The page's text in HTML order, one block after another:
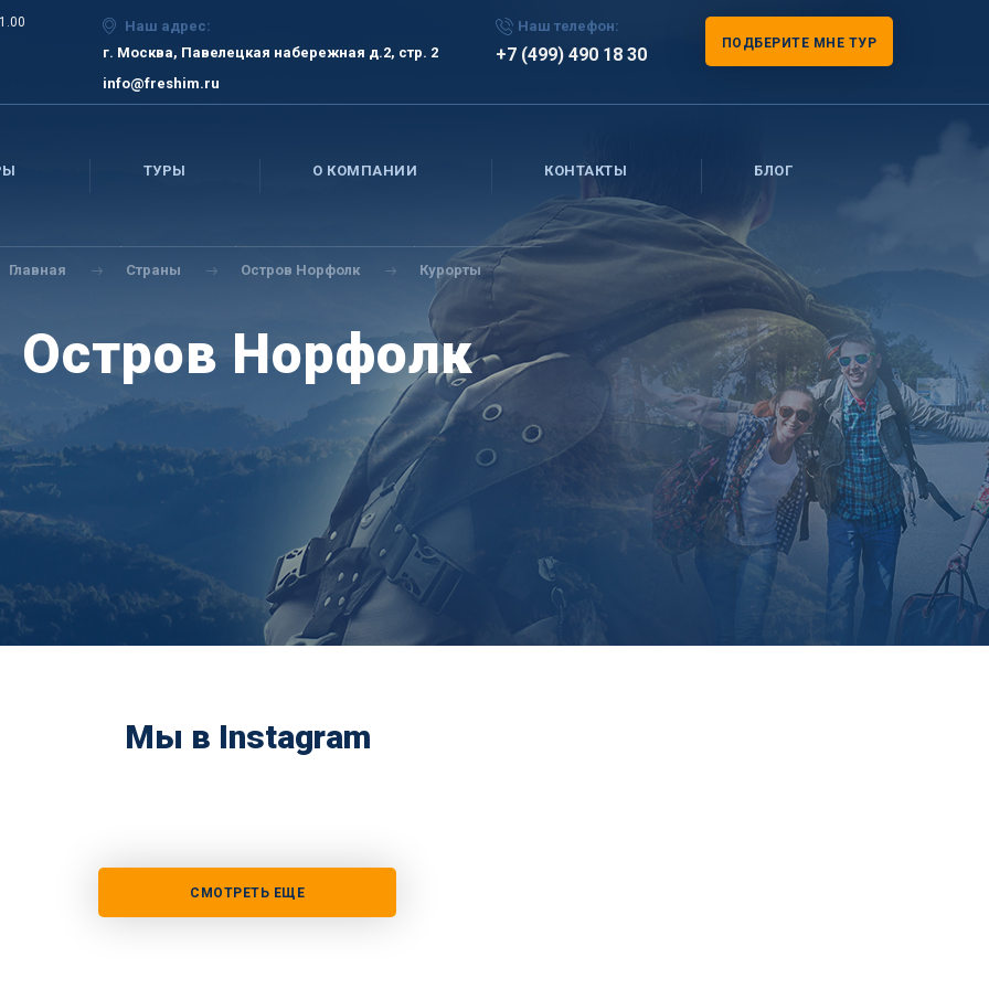
Наш адрес:
г. Москва, Павелецкая набережная д.2, стр. 2
info@freshim.ru
Наш телефон:
+7 (499) 490 18 30
ПОДБЕРИТЕ МНЕ ТУР
ТУРЫ О КОМПАНИИ КОНТАКТЫ БЛОГ
Главная Страны Остров Норфолк Курорты
Остров Норфолк
Мы в Instagram
СМОТРЕТЬ ЕЩЕ